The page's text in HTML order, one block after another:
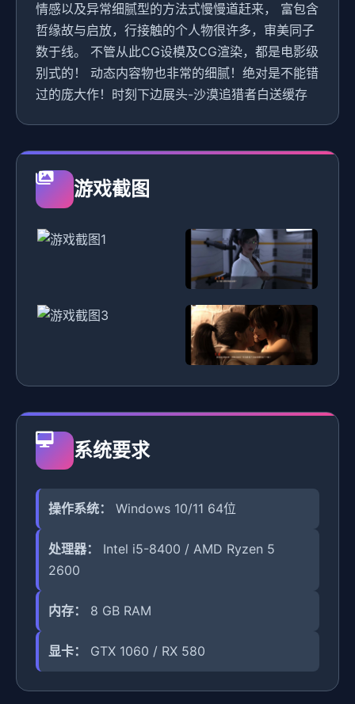
情感以及异常细腻型的方法式慢慢道赶来， 富包含
哲缘故与启放，行接触的个人物很许多，审美同子
数于线。 不管从此CG设模及CG渲染，都是电影级
别式的！ 动态内容物也非常的细腻！绝对是不能错
过的庞大作！时刻下边展头-沙漠追猎者白送缓存
游戏截图
系统要求
操作系统： Windows 10/11 64位
处理器：
Intel i5-8400 / AMD Ryzen 5
2600
内存： 8 GB RAM
显卡： GTX 1060 / RX 580